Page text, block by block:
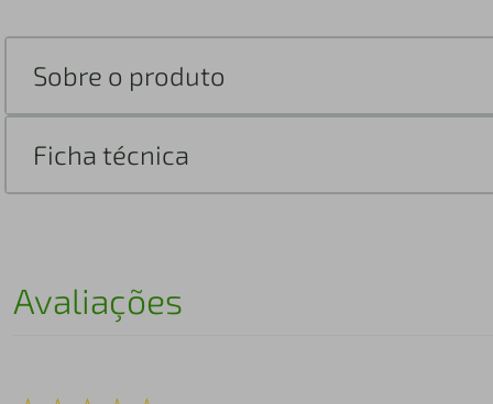
Sobre o produto
Ficha técnica
Avaliações